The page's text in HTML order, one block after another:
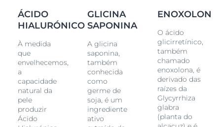
ÁCIDO
HIALURÓNICO
À medida
que
envelhecemos,
a
capacidade
natural da
pele
produzir
Ácido
GLICINA
SAPONINA
A glicina
saponina,
também
conhecida
como
germe de
soja, é um
ingrediente
ativo
ENOXOLONA
O ácido
glicirretínico,
também
chamado
enoxolona, é
derivado das
raízes da
Glycyrrhiza
glabra
(planta do